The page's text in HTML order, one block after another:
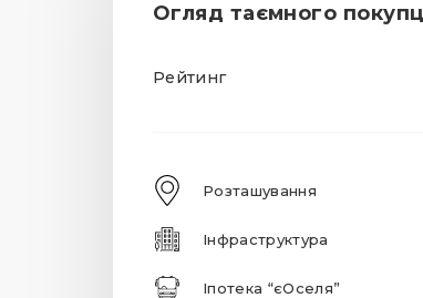
Огляд таємного
Рейтинг
Розташування
Інфраструктура
Іпотека “єОселя”